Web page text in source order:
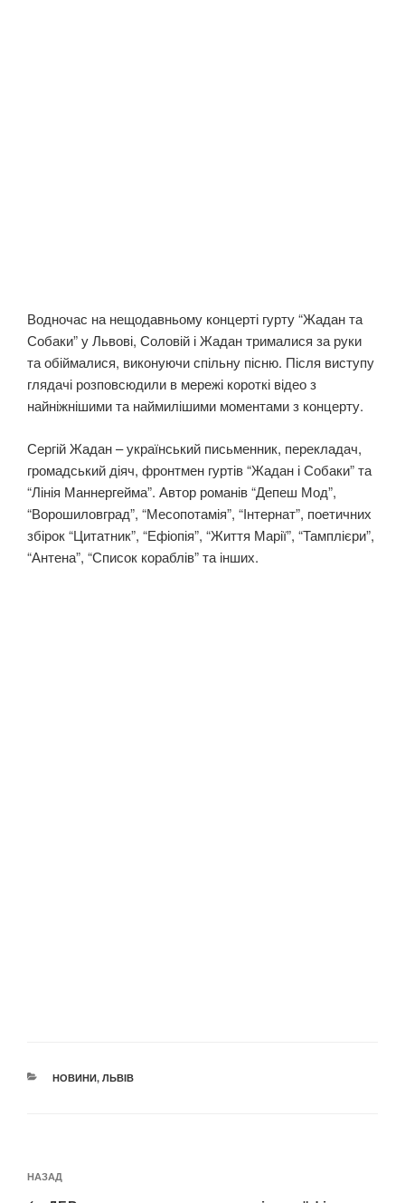
Водночас на нещодавньому концерті гурту “Жадан та
Собаки” у Львові, Соловій і Жадан трималися за руки
та обіймалися, виконуючи спільну пісню. Після виступу
глядачі розповсюдили в мережі короткі відео з
найніжнішими та наймилішими моментами з концерту.
Сергій Жадан – український письменник, перекладач,
громадський діяч, фронтмен гуртів “Жадан і Собаки” та
“Лінія Маннергейма”. Автор романів “Депеш Мод”,
“Ворошиловград”, “Месопотамія”, “Інтернат”, поетичних
збірок “Цитатник”, “Ефіопія”, “Життя Марії”, “Тамплієри”,
“Антена”, “Список кораблів” та інших.
КАТЕГОРІЇ
НОВИНИ, ЛЬВІВ
записів
Попередній
НАЗАД